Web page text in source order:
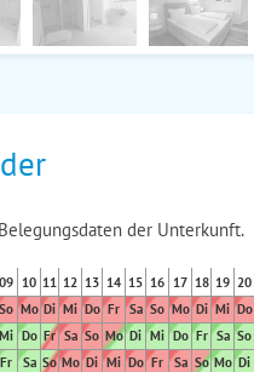
der Unterkunft.
09 10 11 12 13 14 15 16 17 18 19 20
So Mo Di Mi Do Fr Sa So Mo Di Mi Do
Mi Do Fr Sa So Mo Di Mi Do Fr Sa So
Fr Sa So Mo Di Mi Do Fr Sa So Mo Di